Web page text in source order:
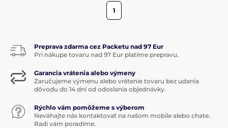
1
Preprava zdarma cez Packetu nad 97 Eur
Pri nákupe tovaru nad 97 Eur platíme prepravu.
Garancia vrátenia alebo výmeny
Zaručujeme výmenu alebo vrátenie tovaru bez udania
dôvodu do 14 dní od odoslania objednávky.
Rýchlo vám pomôžeme s výberom
Neváhajte nás kontaktovať na našom mobile alebo chate.
Radi vám poradíme.